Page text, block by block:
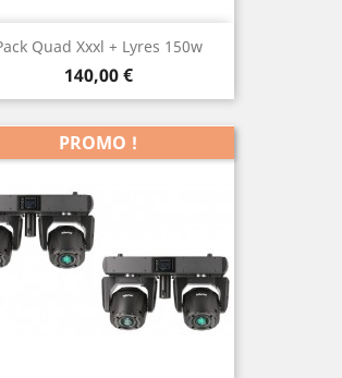
Quad Xxxl + Lyres 150w
Prix
140,00 €
PROMO !